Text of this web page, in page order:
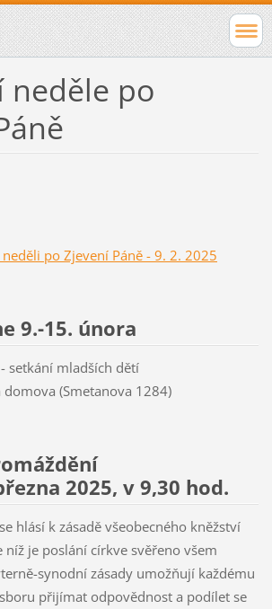
neděle po
po Zjevení Páně - 9. 2. 2025
9.-15. února
setkání mladších dětí
(Smetanova 1284)
2025, v 9,30 hod.
hlásí k zásadě všeobecného kněžství
je poslání církve svěřeno všem
synodní zásady umožňují každému
přijímat odpovědnost a podílet se